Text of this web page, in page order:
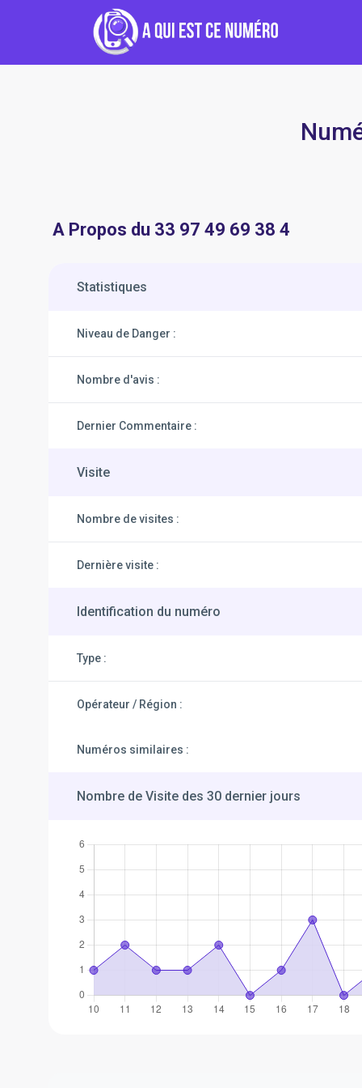
A Propos du 33 97 49 69 38 4
Statistiques
Niveau de Danger :
Nombre d'avis :
Dernier Commentaire :
Visite
Nombre de visites :
Dernière visite :
Identification du numéro
Type :
Opérateur / Région :
Numéros similaires :
Nombre de Visite des 30 dernier jours